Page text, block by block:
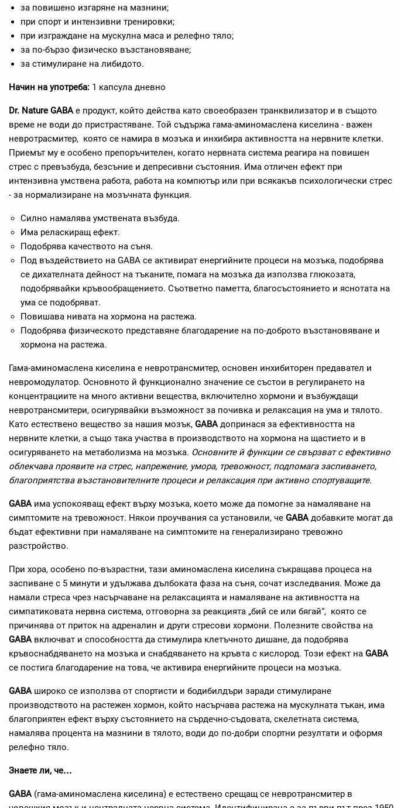
за повишено изгаряне на мазнини;
при спорт и интензивни тренировки;
при изграждане на мускулна маса и релефно тяло;
за по-бързо физическо възстановяване;
за стимулиране на либидото.
Начин на употреба: 1 капсула дневно
Dr. Nature GABAе продукт, който действа като своеобразен транквилизатор и в същото
време не води до пристрастяване. Той съдържа гама-аминомаслена киселина - важен
невротрасмитер, която се намира в мозъка и инхибира активността на нервните клетки.
Приемът му е особено препоръчителен, когато нервната система реагира на повишен
стрес с превъзбуда, безсъние и депресивни състояния. Има отличен ефект при
интензивна умствена работа, работа на компютър или при всякакъв психологически стрес
- за нормализиране на мозъчната функция.
Силно намалява умствената възбуда.
Има реласкиращ ефект.
Подобрява качеството на съня.
Под въздействието на GABA се активират енергийните процеси на мозъка, подобрява
се дихателната дейност на тъканите, помага на мозъка да използва глюкозата,
подобрявайки кръвообращението. Съответно паметта, благосъстоянието и яснотата на
ума се подобряват.
Повишава нивата на хормона на растежа.
Подобрява физическото представяне благодарение на по-доброто възстановяване и
хормона на растежа.
Гама-аминомаслена киселина е невротрансмитер, основен инхибиторен предавател и
невромодулатор. Основното й функционално значение се състои в регулирането на
концентрациите на много активни вещества, включително хормони и възбуждащи
невротрансмитери, осигурявайки възможност за почивка и релаксация на ума и тялото.
Като естествено вещество за нашия мозък, GABAдопринася за ефективността на
нервните клетки, а също така участва в производството на хормона на щастието и в
осигуряването на метаболизма на мозъка. Основните й функции се свързват с ефективно
облекчава проявите на стрес, напрежение, умора, тревожност, подпомага заспиването,
благоприятства възстановителните процеси и релаксация при активно спортуващите.
GABA има успокояващ ефект върху мозъка, което може да помогне за намаляване на
симптомите на тревожност. Някои проучвания са установили, че GABAдобавките могат да
бъдат ефективни при намаляване на симптомите на генерализирано тревожно
разстройство.
При хора, особено по-възрастни, тази аминомаслена киселина съкращава процеса на
заспиване с 5 минути и удължава дълбоката фаза на съня, сочат изследвания. Може да
намали стреса чрез насърчаване на релаксацията и намаляване на активността на
симпатиковата нервна система, отговорна за реакцията „бий се или бягай“, която се
причинява от приток на адреналин и други стресови хормони. Полезните свойства на
GABA включват и способността да стимулира клетъчното дишане, да подобрява
кръвоснабдяването на мозъка и снабдяването на кръвта с кислород. Този ефект на GABA
се постига благодарение на това, че активира енергийните процеси на мозъка.
GABAшироко се използва от спортисти и бодибилдъри заради стимулиране
производството на растежен хормон, който насърчава растежа на мускулната тъкан, има
благоприятен ефект върху състоянието на сърдечно-съдовата, скелетната система,
намалява процента на мазнини в тялото, води до по-добри спортни резултати и оформя
релефно тяло.
Знаете ли, че…
GABA(гама-аминомаслена киселина) е естествено срещащ се невротрансмитер в